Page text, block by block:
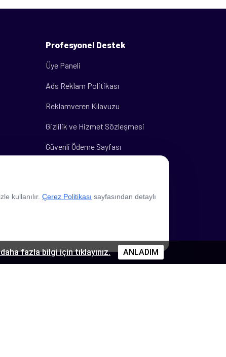
Profesyonel Destek
Üye Paneli
Ads Reklam Politikası
Reklamveren Kılavuzu
Gizlilik ve Hizmet Sözleşmesi
Güvenli Ödeme Sayfası
kullanılır. Çerez Politikası sayfasından detaylı
fazla bilgi için tıklayınız. ANLADIM